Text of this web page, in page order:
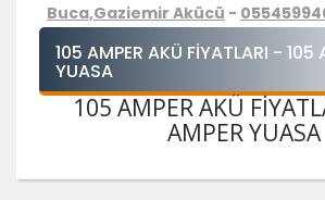
Buca,Gaziemir Akücü -
105 AMPER AKÜ FIYATLARI - 105
YUASA
105 AMPER AKÜ
AMPER YUASA